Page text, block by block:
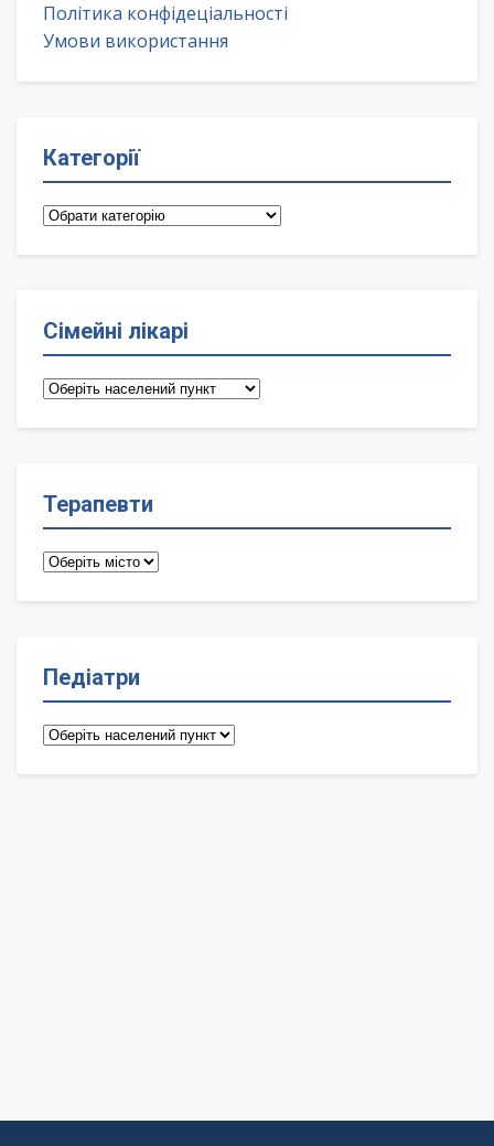
Політика конфідеціальності
Умови використання
Категорії
Категорії
Сімейні лікарі
Сімейні
Терапевти
Терапевти
Педіатри
Педіатри